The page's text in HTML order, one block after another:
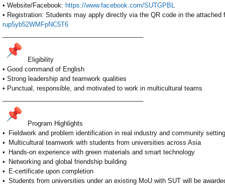
• Website/Facebook: https://www.facebook.com/SUTGPBL
• Registration: Students may apply directly via the QR code in the
rup5yb52WMFpNC5T6
Eligibility
• Good command of English
• Strong leadership and teamwork qualities
• Punctual, responsible, and motivated to work in multicultural teams
Program Highlights
• Fieldwork and problem identification in real industry and community
• Multicultural teamwork with students from universities across Asia
• Hands-on experience with green materials and smart technology
• Networking and global friendship building
• E-certificate upon completion
• Students from universities under an existing MoU with SUT will be